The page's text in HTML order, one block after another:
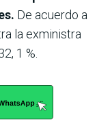
De acuerdo a
la exministra
1 %.